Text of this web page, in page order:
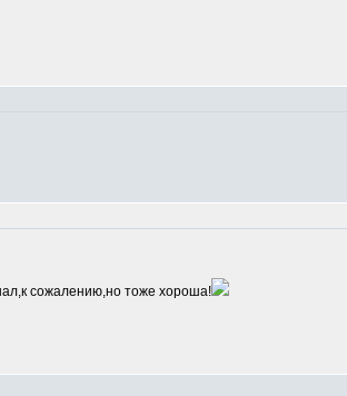
сожалению,но тоже хороша!